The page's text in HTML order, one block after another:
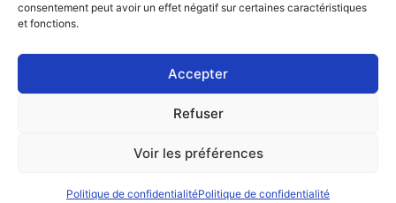
consentement peut avoir un effet négatif sur certaines caractéristiques
et fonctions.
Accepter
Refuser
Voir les préférences
Politique de confidentialitéPolitique de confidentialité
Autres